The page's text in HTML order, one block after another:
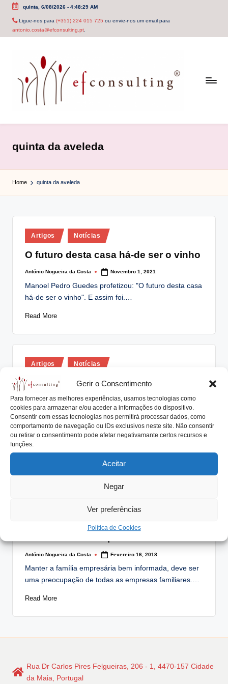
Gerir o Consentimento
Para fornecer as melhores experiências, usamos tecnologias como
cookies para armazenar e/ou aceder a informações do dispositivo.
Consentir com essas tecnologias nos permitirá processar dados, como
comportamento de navegação ou IDs exclusivos neste site. Não consentir
ou retirar o consentimento pode afetar negativamante certos recursos e
funções.
Aceitar
Negar
Ver preferências
Política de Cookies
Skip
quinta, 6/08/2026- 4:48:29 AM
Ligue-nos para (+351) 224 015 725 ou envie-nos um email para
antonio.costa@efconsulting.pt.
c
o
n
u
t
quinta da aveleda
Home quinta da aveleda
Posted
in
Artigos Notícias
O futuro desta casa há-de ser o vinho
Posted
António Nogueira da Costa Novembro 1, 2021
Manoel Pedro Guedes profetizou: "O futuro desta casa
há-de ser o vinho". E assim foi.…
Read More
Posted
Artigos Notícias
A Quinta da Aveleda e a Família
Guedes
Posted
Fevereiro 26, 2021
O Grupo Aveleda é detido pela Família Guedes há 5
gerações. Atualmente, a empresa é…
Notícias
Principais meios de comunicação
Posted
António Nogueira da Costa Fevereiro 16, 2018
Manter a família empresária bem informada, deve ser
uma preocupação de todas as empresas familiares.…
Read More
Rua Dr Carlos Pires Felgueiras, 206 - 1, 4470-157 Cidade
da Maia, Portugal